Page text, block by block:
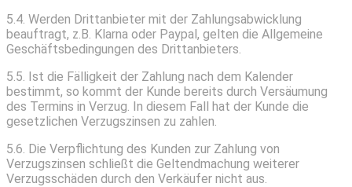
5.4. Werden Drittanbieter mit der Zahlungsabwicklung
beauftragt, z.B. Klarna oder Paypal, gelten die Allgemeine
Geschäftsbedingungen des Drittanbieters.
5.5. Ist die Fälligkeit der Zahlung nach dem Kalender
bestimmt, so kommt der Kunde bereits durch Versäumung
des Termins in Verzug. In diesem Fall hat der Kunde die
gesetzlichen Verzugszinsen zu zahlen.
5.6. Die Verpflichtung des Kunden zur Zahlung von
Verzugszinsen schließt die Geltendmachung weiterer
Verzugsschäden durch den Verkäufer nicht aus.